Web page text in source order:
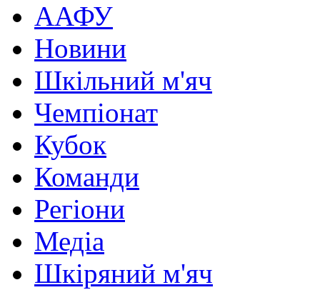
ААФУ
Новини
Шкільний м'яч
Чемпіонат
Кубок
Команди
Регіони
Медіа
Шкіряний м'яч